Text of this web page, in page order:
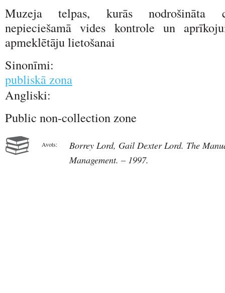
Muzeja telpas, kurās nodrošināta
nepieciešamā vides kontrole un
apmeklētāju lietošanai
Sinonīmi:
publiskā zona
Angliski:
Public non-collection zone
Avots:
Borrey Lord, Gail Dexter Lord. The
Management. – 1997.